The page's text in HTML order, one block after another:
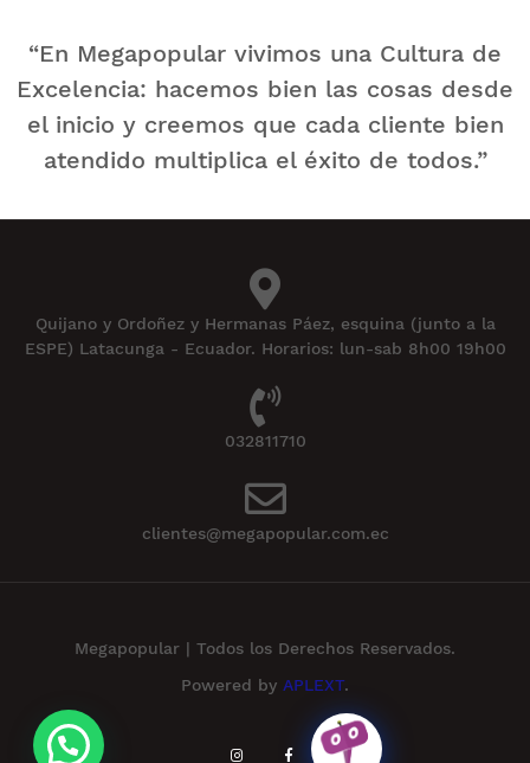
“En Megapopular vivimos una Cultura de
Excelencia: hacemos bien las cosas desde
el inicio y creemos que cada cliente bien
atendido multiplica el éxito de todos.”
Quijano y Ordoñez y Hermanas Páez, esquina (junto a la
ESPE) Latacunga - Ecuador. Horarios: lun-sab 8h00 19h00
032811710
clientes@megapopular.com.ec
Megapopular | Todos los Derechos Reservados.
Powered by APLEXT.